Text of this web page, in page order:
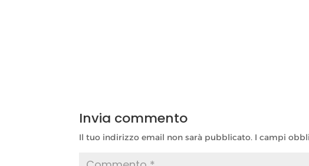
Invia commento
Il tuo indirizzo email non sarà pubblicato. I campi